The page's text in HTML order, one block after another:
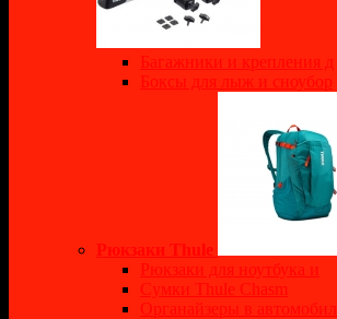
Багажники и крепления д
Боксы для лыж и сноубор
Рюкзаки Thule
Рюкзаки для ноутбука и
Сумки Thule Chasm
Органайзеры в автомобил